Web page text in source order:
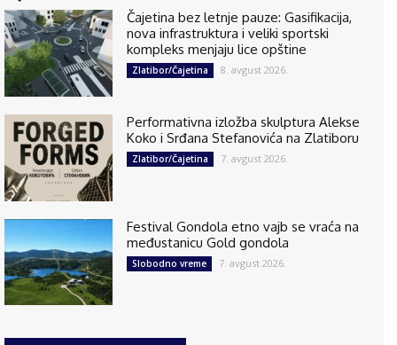
Čajetina bez letnje pauze: Gasifikacija,
nova infrastruktura i veliki sportski
kompleks menjaju lice opštine
Zlatibor/Čajetina 8. avgust 2026.
Performativna izložba skulptura Alekse
Koko i Srđana Stefanovića na Zlatiboru
Zlatibor/Čajetina 7. avgust 2026.
Festival Gondola etno vajb se vraća na
međustanicu Gold gondola
Slobodno vreme 7. avgust 2026.